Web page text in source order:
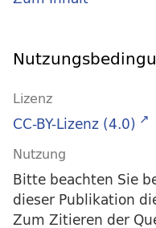
Lizenz
CC-BY-Lizenz (4.0)
Nutzung
Bitte beachten Sie
dieser Publikation
Zum Zitieren der